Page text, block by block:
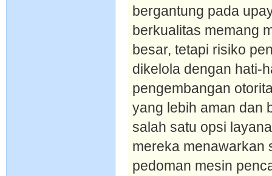
bergantung pada
berkualitas memang
besar, tetapi risiko
dikelola dengan hati-
pengembangan
yang lebih aman dan
salah satu opsi
mereka menawarkan
pedoman mesin